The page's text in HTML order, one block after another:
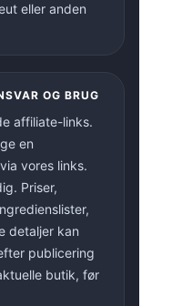
eller anden
OG BRUG
affiliate-links.
en
vores links.
Priser,
detaljer kan
publicering
butik, før